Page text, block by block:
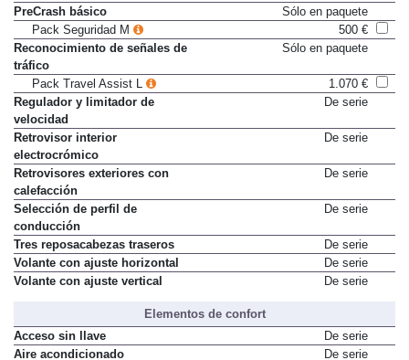
Ordenador de viaje
De serie
PreCrash básico
Sólo en paquete
Pack Seguridad M
500 €
Reconocimiento de señales de
tráfico
Pack Travel Assist L
1.070 €
Regulador y limitador de
velocidad
Retrovisor interior
electrocrómico
Retrovisores exteriores con
calefacción
Selección de perfil de
conducción
Tres reposacabezas traseros
De serie
Volante con ajuste horizontal
De serie
Elementos de confort
Acceso sin llave
De serie